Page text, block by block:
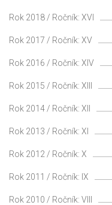
Rok 2018 / Ročník: XVI
Rok 2017 / Ročník: XV
Rok 2016 / Ročník: XIV
Rok 2015 / Ročník: XIII
Rok 2014 / Ročník: XII
Rok 2013 / Ročník: XI
Rok 2012 / Ročník: X
Rok 2011 / Ročník: IX
Rok 2010 / Ročník: VIII